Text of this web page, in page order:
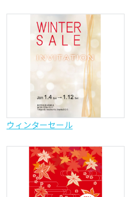
ウィンターセール